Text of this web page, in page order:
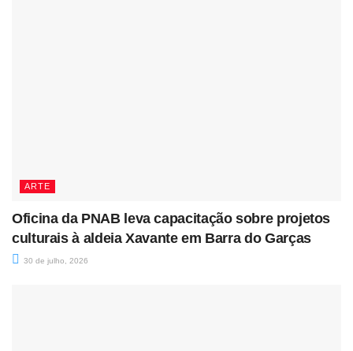
ARTE
Oficina da PNAB leva capacitação sobre projetos
culturais à aldeia Xavante em Barra do Garças
30 de julho, 2026